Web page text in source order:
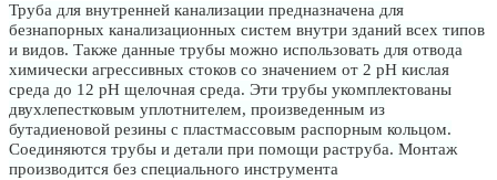
Труба для внутренней канализации предназначена для
безнапорных канализационных систем внутри зданий всех типов
и видов. Также данные трубы можно использовать для отвода
химически агрессивных стоков со значением от 2 рН кислая
среда до 12 рН щелочная среда. Эти трубы укомплектованы
двухлепестковым уплотнителем, произведенным из
бутадиеновой резины с пластмассовым распорным кольцом.
Соединяются трубы и детали при помощи раструба. Монтаж
производится без специального инструмента